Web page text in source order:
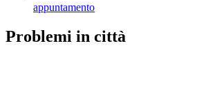
appuntamento
Problemi in città